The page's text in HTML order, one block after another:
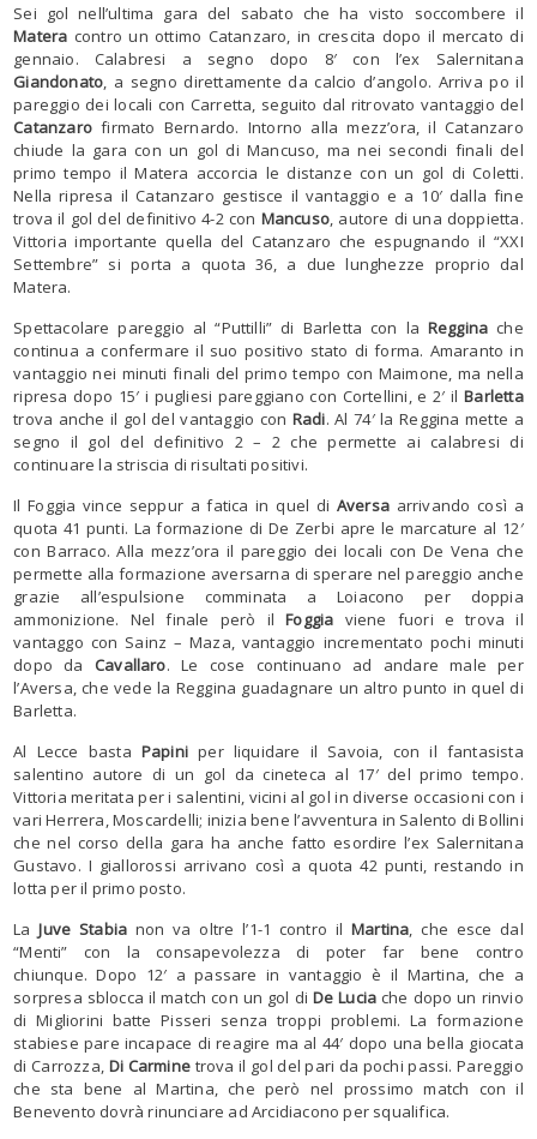
Sei gol nell’ultima gara del sabato che ha visto soccombere il
Matera contro un ottimo Catanzaro, in crescita dopo il mercato di
gennaio. Calabresi a segno dopo 8′ con l’ex Salernitana
Giandonato, a segno direttamente da calcio d’angolo. Arriva po il
pareggio dei locali con Carretta, seguito dal ritrovato vantaggio del
Catanzarofirmato Bernardo. Intorno alla mezz’ora, il Catanzaro
chiude la gara con un gol di Mancuso, ma nei secondi finali del
primo tempo il Matera accorcia le distanze con un gol di Coletti.
Nella ripresa il Catanzaro gestisce il vantaggio e a 10′ dalla fine
trova il gol del definitivo 4-2 con Mancuso, autore di una doppietta.
Vittoria importante quella del Catanzaro che espugnando il“XXI
Settembre” si porta a quota 36, a due lunghezze proprio dal
Matera.
Spettacolare pareggio al “Puttilli” di Barletta con la Reggina che
continua a confermare il suo positivo stato di forma. Amaranto in
vantaggio nei minuti finali del primo tempo con Maimone, ma nella
ripresa dopo 15′ i pugliesi pareggiano con Cortellini, e 2′ ilBarletta
trova anche il gol del vantaggio con Radi. Al 74′ la Reggina mette a
segno il gol del definitivo 2 – 2 che permette ai calabresi di
continuare la striscia di risultati positivi.
Il Foggia vince seppur a fatica in quel di Aversa arrivando così a
quota 41 punti. La formazione di De Zerbi apre le marcature al 12′
con Barraco. Alla mezz’ora il pareggio dei locali con De Vena che
permette alla formazione aversarna di sperare nel pareggio anche
grazie all’espulsione comminata a Loiacono per doppia
ammonizione. Nel finale però ilFoggia viene fuori e trova il
vantaggo con Sainz – Maza, vantaggio incrementato pochi minuti
dopo da Cavallaro. Le cose continuano ad andare male per
l’Aversa, che vede la Reggina guadagnare un altro punto in quel di
Barletta.
Al Lecce basta Papini per liquidare il Savoia, con il fantasista
salentino autore di un gol da cineteca al 17′ del primo tempo.
Vittoria meritata per i salentini, vicini al gol in diverse occasioni con i
vari Herrera, Moscardelli; inizia bene l’avventura in Salento di Bollini
che nel corso della gara ha anche fatto esordire l’ex Salernitana
Gustavo. I giallorossi arrivano così a quota 42 punti, restando in
lotta per il primo posto.
LaJuve Stabia non va oltre l’1-1 contro il Martina, che esce dal
“Menti” con la consapevolezza di poter far bene contro
chiunque. Dopo 12′ a passare in vantaggio è il Martina, che a
sorpresa sblocca il match con un gol di De Lucia che dopo un rinvio
di Migliorini batte Pisseri senza troppi problemi. La formazione
stabiese pare incapace di reagire ma al 44′ dopo una bella giocata
di Carrozza, Di Carminetrova il gol del pari da pochi passi. Pareggio
che sta bene al Martina, che però nel prossimo match con il
Benevento dovrà rinunciare ad Arcidiacono per squalifica.